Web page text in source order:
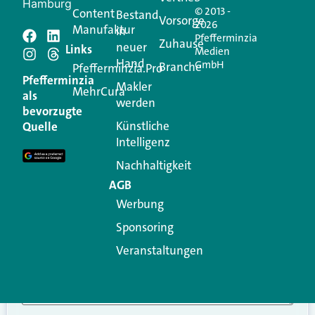
Schreiben Sie einen
Kommentar
Ihre E-Mail-Adresse wird nicht veröffentlicht.
Erforderliche Felder sind mit
Kommentar
Hamburg
Pfefferminzia
als
bevorzugte
Quelle
Content
Manufaktur
Links
Pfefferminzia.Pro
MehrCura
Bestand
in
neuer
Hand
Makler
werden
Künstliche
Intelligenz
Nachhaltigkeit
AGB
Werbung
Sponsoring
Veranstaltungen
Vorsorge
Zuhause
Branche
© 2013 -
2026
Pfefferminzia
Medien
GmbH